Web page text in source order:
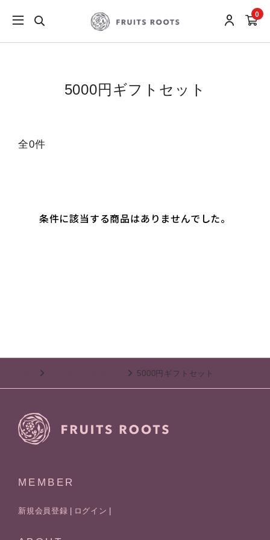
0
5000円ギフトセット
全0件
条件に該当する商品はありませんでした。
5000円ギフトセット
MEMBER
新規会員登録 ログイン